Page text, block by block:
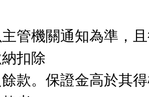
管機關通知為準，
扣除
款。保證金高於其